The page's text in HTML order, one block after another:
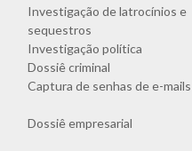
Investigação de latrocínios e
sequestros
Investigação política
Dossiê criminal
Captura de senhas de e-mails
Dossiê empresarial